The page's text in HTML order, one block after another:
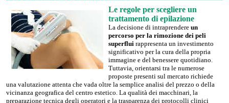
Le regole per scegliere un
trattamento di epilazione
La decisione di intraprendere un
percorso per la rimozione dei peli
superflui rappresenta un investimento
significativo per la cura della propria
immagine e del benessere quotidiano.
Tuttavia, orientarsi tra le numerose
proposte presenti sul mercato richiede
una valutazione attenta che vada oltre la semplice analisi del prezzo o della
vicinanza geografica del centro estetico. La qualità dei macchinari, la
preparazione tecnica degli operatori e la trasparenza dei protocolli clinici